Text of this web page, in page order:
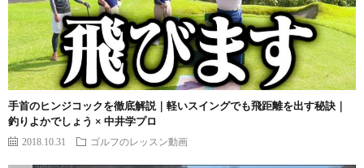
手首のヒンジコックを徹底解説｜軽いスイングでも飛距離を出す秘訣｜
釣りよかでしょう × 中井学プロ
2018.10.31 ゴルフのレッスン動画